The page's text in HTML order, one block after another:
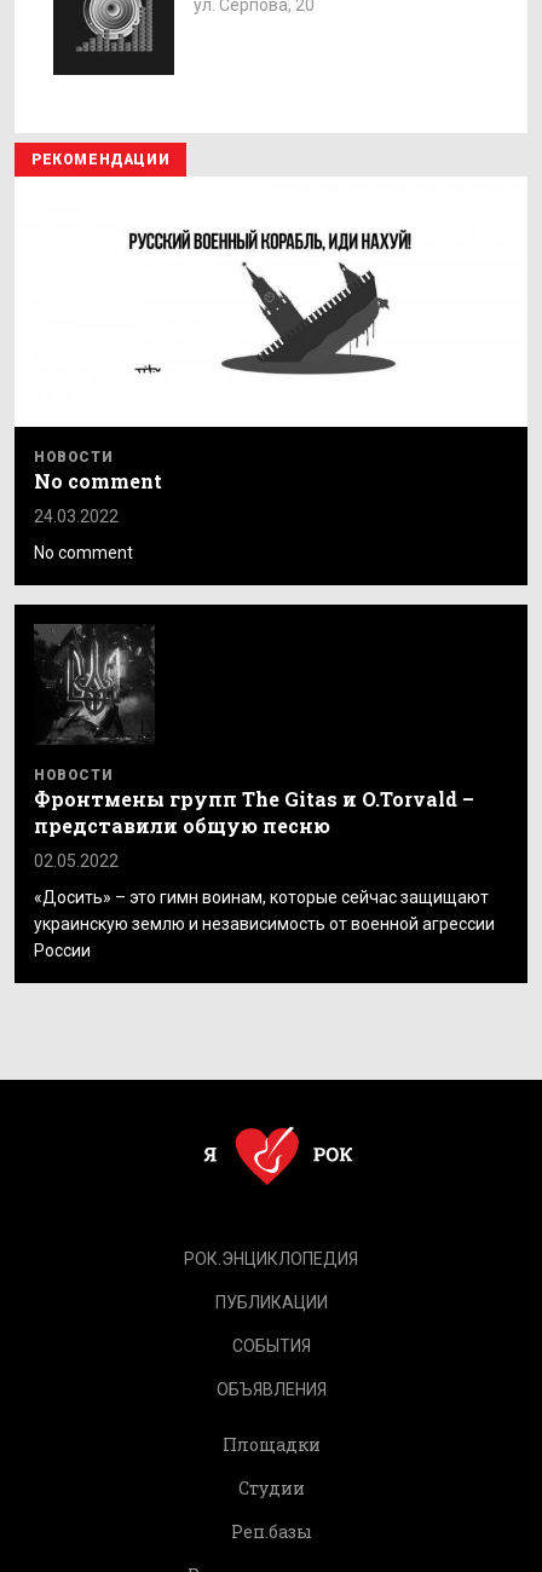
ул. Серпова, 20
РЕКОМЕНДАЦИИ
НОВОСТИ
No comment
24.03.2022
No comment
НОВОСТИ
Фронтмены групп The Gitas и O.Torvald –
представили общую песню
02.05.2022
«Досить» – это гимн воинам, которые сейчас защищают
украинскую землю и независимость от военной агрессии
России
РОК.ЭНЦИКЛОПЕДИЯ
ПУБЛИКАЦИИ
СОБЫТИЯ
ОБЪЯВЛЕНИЯ
Площадки
Студии
Реп.базы